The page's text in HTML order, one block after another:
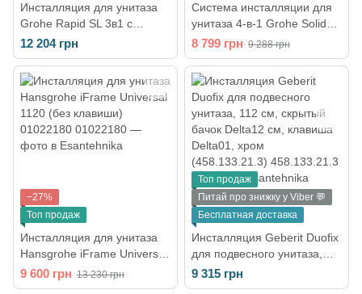
Инсталляция для унитаза
Grohe Rapid SL 3в1 с
клавишей смыва и
креплениями (39939000)
12 204 грн
Система инсталляции для
унитаза 4-в-1 Grohe Solido
39930000
8 799 грн 9 288 грн
−27%
Топ продаж
Инсталляция для унитаза
Hansgrohe iFrame Universal
1120 (без клавиши)
01022180
9 600 грн 13 230 грн
Топ продаж
Питай про знижку у Viber 💬
Бесплатная доставка
Инсталляция Geberit Duofix
для подвесного унитаза,
112 см, скрытый бачок
Delta12 см, клавиша
9 315 грн